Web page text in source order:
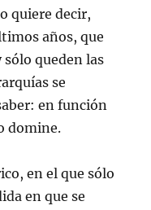
quiere decir,
años, que
sólo queden las
se
en función
domine.
en el que sólo
en que se